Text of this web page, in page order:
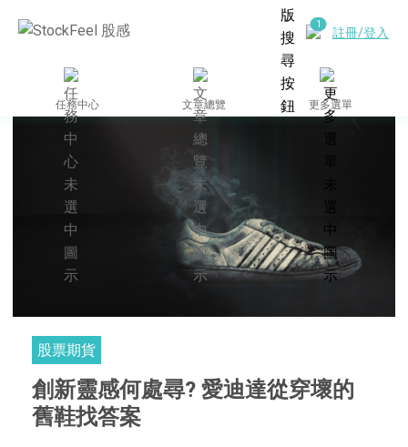
註冊/登入
任務中心 文章總覽 更多選單
股票期貨
創新靈感何處尋? 愛迪達從穿壞的
舊鞋找答案